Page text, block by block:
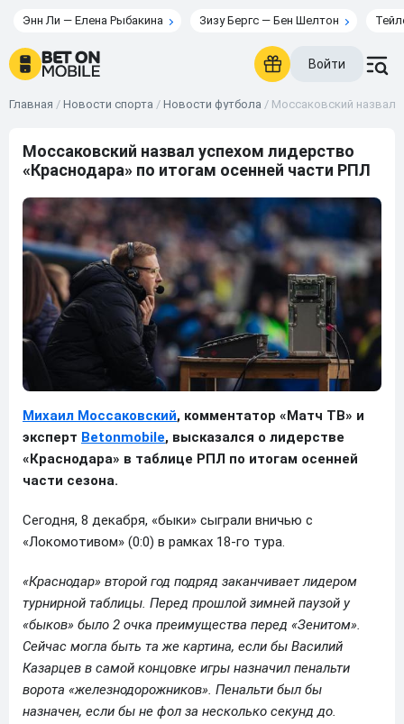
Энн Ли — Елена Рыбакина Зизу Бергс — Бен Шелтон
Войти
Главная / Новости спорта / Новости футбола / Моссаковский назвал
Моссаковский назвал успехом лидерство
«Краснодара» по итогам осенней части РПЛ
Михаил Моссаковский, комментатор «Матч ТВ» и
эксперт Betonmobile, высказался о лидерстве
«Краснодара» в таблице РПЛ по итогам осенней
части сезона.
Сегодня, 8 декабря, «быки» сыграли вничью с
«Локомотивом» (0:0) в рамках 18-го тура.
«Краснодар» второй год подряд заканчивает лидером
турнирной таблицы. Перед прошлой зимней паузой у
«быков» было 2 очка преимущества перед «Зенитом».
Сейчас могла быть та же картина, если бы Василий
Казарцев в самой концовке игры назначил пенальти
ворота «железнодорожников». Пенальти был бы
назначен, если бы не фол за несколько секунд до.